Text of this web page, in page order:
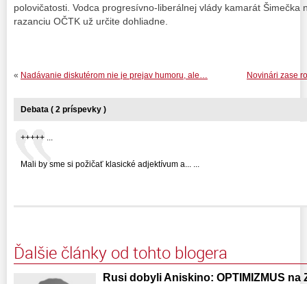
polovičatosti. Vodca progresívno-liberálnej vlády kamarát Šimečka
razanciu OČTK už určite dohliadne.
Novinári zase
« Nadávanie diskutérom nie je prejav humoru, ale…
Debata ( 2 príspevky )
+++++ ...
Mali by sme si požičať klasické adjektívum a... ...
Ďalšie články od tohto blogera
Rusi dobyli Aniskino: OPTIMIZMUS na